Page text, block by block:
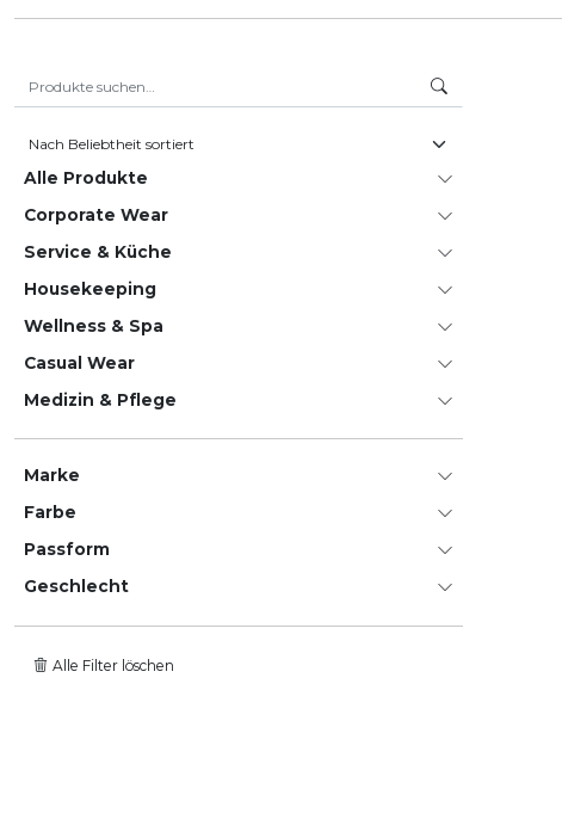
Alle Produkte
Corporate Wear
Service & Küche
House­keeping
Wellness & Spa
Casual Wear
Medizin & Pflege
Marke
Farbe
Passform
Geschlecht
Alle Filter löschen